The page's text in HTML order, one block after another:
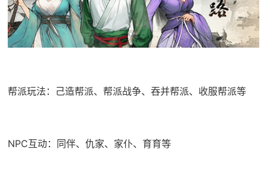
帮派玩法：己造帮派、帮派战争、吞并帮派、收服帮派等
NPC互动：同伴、仇家、家仆、育育等